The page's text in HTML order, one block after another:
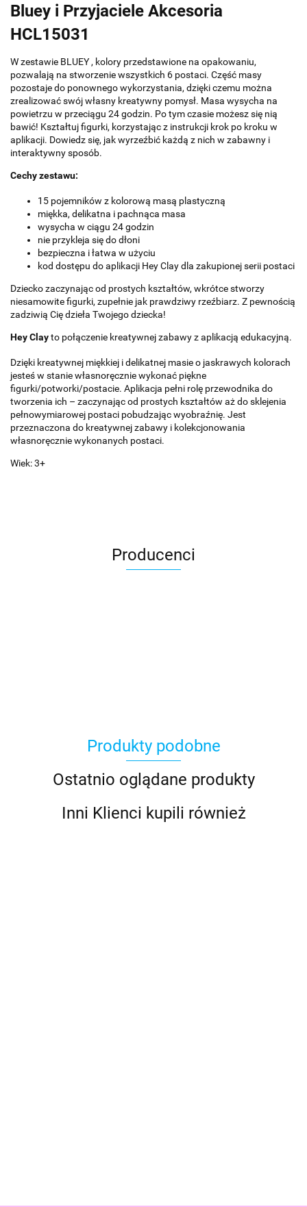
Bluey i Przyjaciele Akcesoria
HCL15031
W zestawie BLUEY , kolory przedstawione na opakowaniu,
pozwalają na stworzenie wszystkich 6 postaci. Część masy
pozostaje do ponownego wykorzystania, dzięki czemu można
zrealizować swój własny kreatywny pomysł. Masa wysycha na
powietrzu w przeciągu 24 godzin. Po tym czasie możesz się nią
bawić! Kształtuj figurki, korzystając z instrukcji krok po kroku w
aplikacji. Dowiedz się, jak wyrzeźbić każdą z nich w zabawny i
interaktywny sposób.
Cechy zestawu:
15 pojemników z kolorową masą plastyczną
miękka, delikatna i pachnąca masa
wysycha w ciągu 24 godzin
nie przykleja się do dłoni
bezpieczna i łatwa w użyciu
kod dostępu do aplikacji Hey Clay dla zakupionej serii postaci
Dziecko zaczynając od prostych kształtów, wkrótce stworzy
niesamowite figurki, zupełnie jak prawdziwy rzeźbiarz. Z pewnością
zadziwią Cię dzieła Twojego dziecka!
Hey Clayto połączenie kreatywnej zabawy z aplikacją edukacyjną.
Dzięki kreatywnej miękkiej i delikatnej masie o jaskrawych kolorach
jesteś w stanie własnoręcznie wykonać piękne
figurki/potworki/postacie. Aplikacja pełni rolę przewodnika do
tworzenia ich – zaczynając od prostych kształtów aż do sklejenia
pełnowymiarowej postaci pobudzając wyobraźnię. Jest
przeznaczona do kreatywnej zabawy i kolekcjonowania
własnoręcznie wykonanych postaci.
Wiek: 3+
Producenci
Basic Fun
Produkty podobne
Ostatnio oglądane produkty
Inni Klienci kupili również